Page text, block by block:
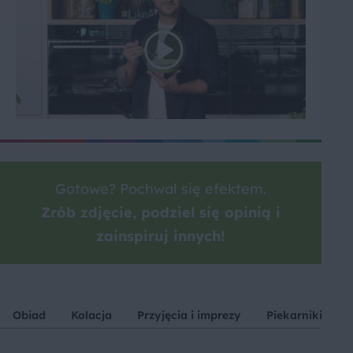
Gotowe? Pochwal się efektem.
Zrób zdjęcie, podziel się opinią i
zainspiruj innych!
Obiad Kolacja Przyjęcia i imprezy Piekarniki